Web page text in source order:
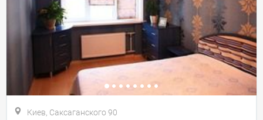
Киев, Саксаганского 90